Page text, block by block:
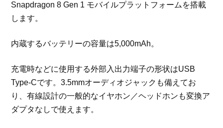
Snapdragon 8 Gen 1 モバイルプラットフォームを搭載
します。
内蔵するバッテリーの容量は5,000mAh。
充電時などに使用する外部入出力端子の形状はUSB
Type-Cです。3.5mmオーディオジャックも備えてお
り、有線設計の一般的なイヤホン／ヘッドホンも変換ア
ダプタなしで使えます。